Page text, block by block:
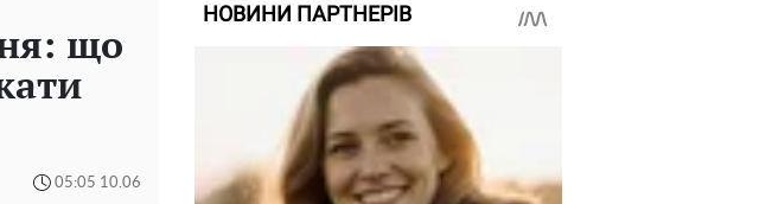
що
05:05 10.06
НОВИНИ ПАРТНЕРІВ